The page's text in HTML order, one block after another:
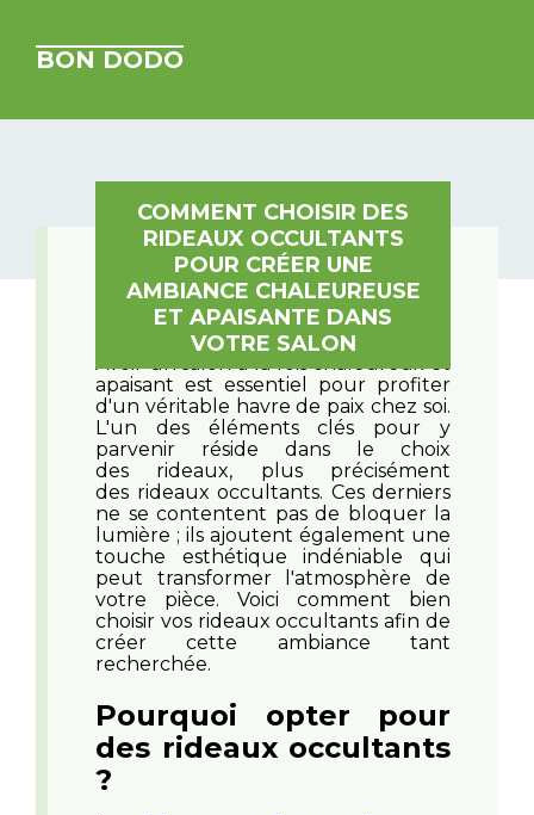
BON DODO
COMMENT CHOISIR DES
RIDEAUX OCCULTANTS
POUR CRÉER UNE
AMBIANCE CHALEUREUSE
ET APAISANTE DANS
VOTRE SALON
apaisant est essentiel pour profiter
d'un véritable havre de paix chez soi.
L'un des éléments clés pour y
parvenir réside dans le choix
des rideaux, plus précisément
des rideaux occultants. Ces derniers
ne se contentent pas de bloquer la
lumière ; ils ajoutent également une
touche esthétique indéniable qui
peut transformer l'atmosphère de
votre pièce. Voici comment bien
choisir vos rideaux occultants afin de
créer cette ambiance tant
recherchée.
Pourquoi opter pour
des rideaux occultants
?